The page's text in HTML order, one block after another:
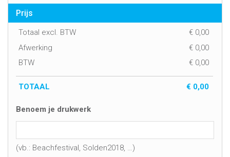
Prijs
Totaal excl. BTW € 0,00
Afwerking
€ 0,00
BTW
€ 0,00
TOTAAL € 0,00
Benoem je drukwerk
(vb.: Beachfestival, Solden2018, …)